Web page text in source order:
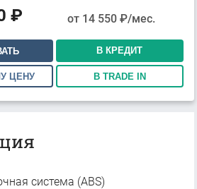
₽ от 14 550₽/мес.
В КРЕДИТ
ЦЕНУ В TRADE IN
система (ABS)